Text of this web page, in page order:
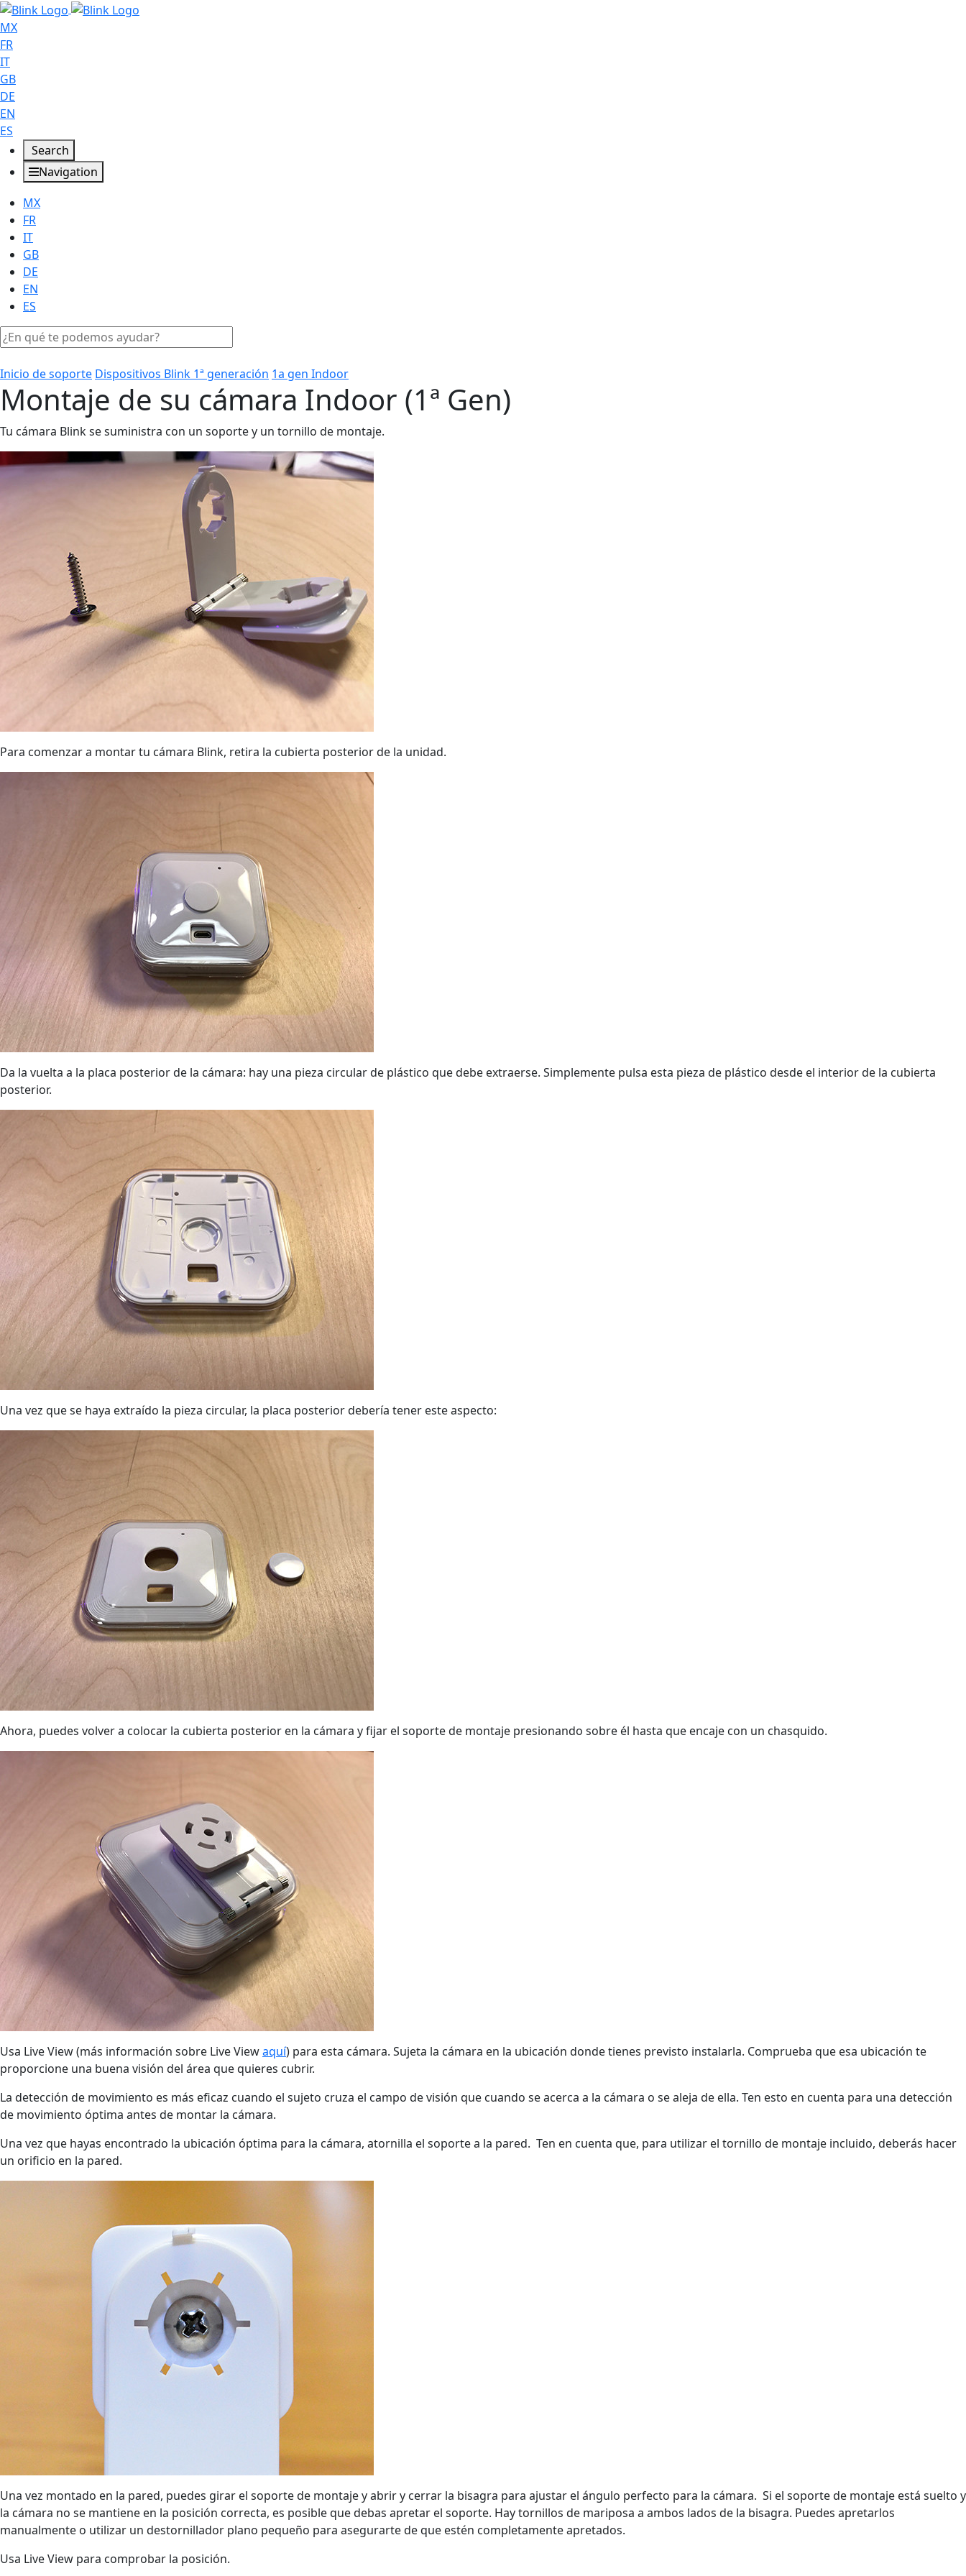
MX
FR
IT
GB
DE
EN
ES
Search
Navigation
MX
FR
IT
GB
DE
EN
ES
Inicio de soporte Dispositivos Blink 1ª generación 1a gen Indoor
Montaje de su cámara Indoor (1ª Gen)
Tu cámara Blink se suministra con un soporte y un tornillo de montaje.
Para comenzar a montar tu cámara Blink, retira la cubierta posterior de la unidad.
Da la vuelta a la placa posterior de la cámara: hay una pieza circular de plástico que debe extraerse. Simplemente pulsa esta pieza de plástico desde el interior de la cubierta
posterior.
Una vez que se haya extraído la pieza circular, la placa posterior debería tener este aspecto:
Ahora, puedes volver a colocar la cubierta posterior en la cámara y fijar el soporte de montaje presionando sobre él hasta que encaje con un chasquido.
Usa Live View (más información sobre Live Viewaquí) para esta cámara. Sujeta la cámara en la ubicación donde tienes previsto instalarla. Comprueba que esa ubicación te
proporcione una buena visión del área que quieres cubrir.
La detección de movimiento es más eficaz cuando el sujeto cruza el campo de visión que cuando se acerca a la cámara o se aleja de ella. Ten esto en cuenta para una detección
de movimiento óptima antes de montar la cámara.
Una vez que hayas encontrado la ubicación óptima para la cámara, atornilla el soporte a la pared. Ten en cuenta que, para utilizar el tornillo de montaje incluido, deberás hacer
un orificio en la pared.
Una vez montado en la pared, puedes girar el soporte de montaje y abrir y cerrar la bisagra para ajustar el ángulo perfecto para la cámara. Si el soporte de montaje está suelto y
la cámara no se mantiene en la posición correcta, es posible que debas apretar el soporte. Hay tornillos de mariposa a ambos lados de la bisagra. Puedes apretarlos
manualmente o utilizar un destornillador plano pequeño para asegurarte de que estén completamente apretados.
Usa Live View para comprobar la posición.